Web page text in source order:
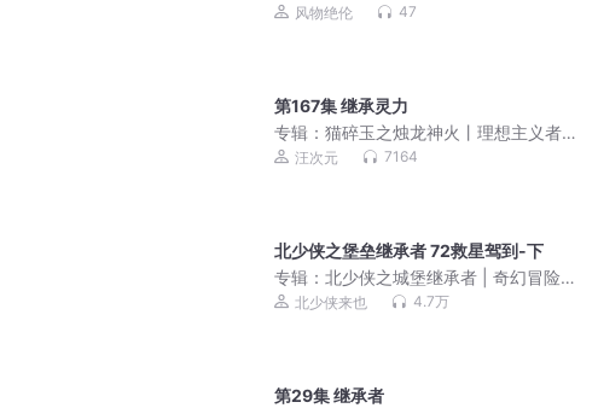
风物绝伦 47
第167集 继承灵力
专辑： 猫碎玉之烛龙神火丨理想主义者
的英雄史诗丨奇喵宇宙
汪次元 7164
北少侠之堡垒继承者 72救星驾到-下
专辑： 北少侠之城堡继承者 | 奇幻冒险 ·
空间思维
北少侠来也 4.7万
第29集 继承者